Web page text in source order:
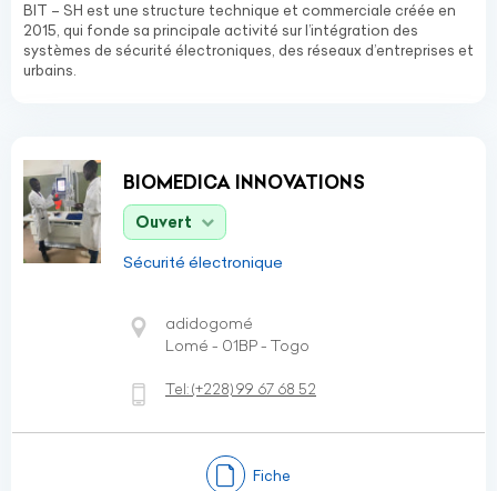
BIT – SH est une structure technique et commerciale créée en
2015, qui fonde sa principale activité sur l’intégration des
systèmes de sécurité électroniques, des réseaux d’entreprises et
urbains.
BIOMEDICA INNOVATIONS
Ouvert
Sécurité électronique
adidogomé
Lomé - 01BP - Togo
Tel:(+228)99 67 68 52
Fiche